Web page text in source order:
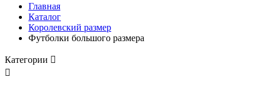
Главная
Каталог
Королевский размер
Футболки большого размера
Категории 
